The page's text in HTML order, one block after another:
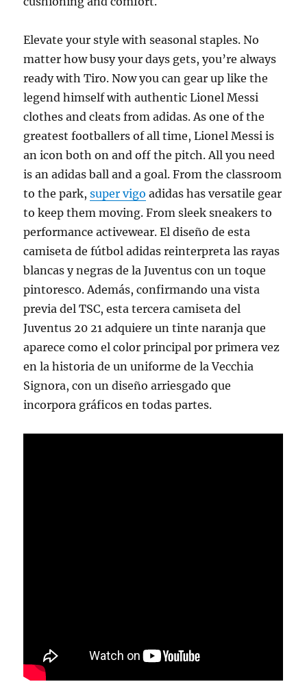
Elevate your style with seasonal staples. No
matter how busy your days gets, you’re always
ready with Tiro. Now you can gear up like the
legend himself with authentic Lionel Messi
clothes and cleats from adidas. As one of the
greatest footballers of all time, Lionel Messi is
an icon both on and off the pitch. All you need
is an adidas ball and a goal. From the classroom
to the park,super vigo adidas has versatile gear
to keep them moving. From sleek sneakers to
performance activewear. El diseño de esta
camiseta de fútbol adidas reinterpreta las rayas
blancas y negras de la Juventus con un toque
pintoresco. Además, confirmando una vista
previa del TSC, esta tercera camiseta del
Juventus 20 21 adquiere un tinte naranja que
aparece como el color principal por primera vez
en la historia de un uniforme de la Vecchia
Signora, con un diseño arriesgado que
incorpora gráficos en todas partes.